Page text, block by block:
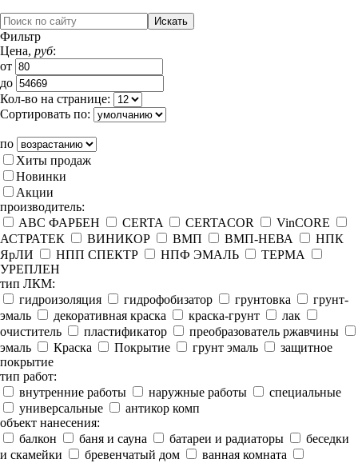
Фильтр
Цена, руб:
от
до
Кол-во на странице:
Сортировать по:
по
Хиты продаж
Новинки
Акции
производитель:
ABC ФАРБЕН
CERTA CERTACOR
VinCORE
АСТРАТЕК
ВИНИКОР ВМП ВМП-НЕВА
НПК
ЯрЛИ
НПП СПЕКТР НПФ ЭМАЛЬ
ТЕРМА
УРЕПЛЕН
тип ЛКМ:
гидроизоляция
гидрофобизатор грунтовка
грунт-
эмаль
декоративная краска краска-грунт
лак
очиститель
пластификатор
преобразователь ржавчины
эмаль
Краска Покрытие грунт эмаль
защитное
покрытие
тип работ:
внутренние работы
наружные работы
специальные
универсальные
антикор комп
объект нанесения:
балкон
баня и сауна батареи и радиаторы
беседки
и скамейки
бревенчатый дом
ванная комната